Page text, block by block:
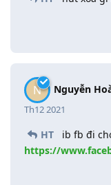
N Nguyễn
Th12 2021
HT
ib fb đi
https://